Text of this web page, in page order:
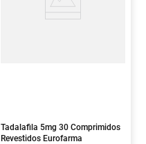
Tadalafila 5mg 30 Comprimidos
Revestidos Eurofarma